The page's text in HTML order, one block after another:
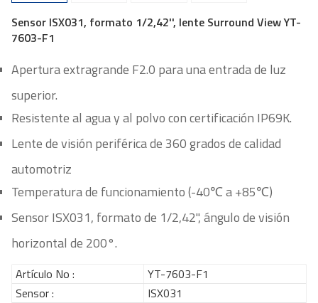
Sensor ISX031, formato 1/2,42'', lente Surround View YT-
7603-F1
Apertura extragrande F2.0 para una entrada de luz
superior.
Resistente al agua y al polvo con certificación IP69K.
Lente de visión periférica de 360 ​​grados de calidad
automotriz
Temperatura de funcionamiento (-40℃ a +85℃)
Sensor ISX031, formato de 1/2,42'', ángulo de visión
horizontal de 200°.
Artículo No :
YT-7603-F1
Sensor :
ISX031